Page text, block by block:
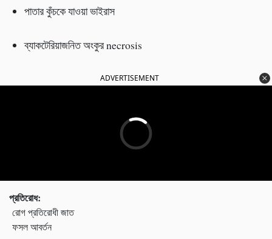
পাতার কুঁচকে যাওয়া ভাইরাস
ব্যাকটেরিয়াজনিত অংকুর necrosis
ADVERTISEMENT
প্রতিরোধ:
রোগ প্রতিরোধী জাত
ফসল আবর্তন